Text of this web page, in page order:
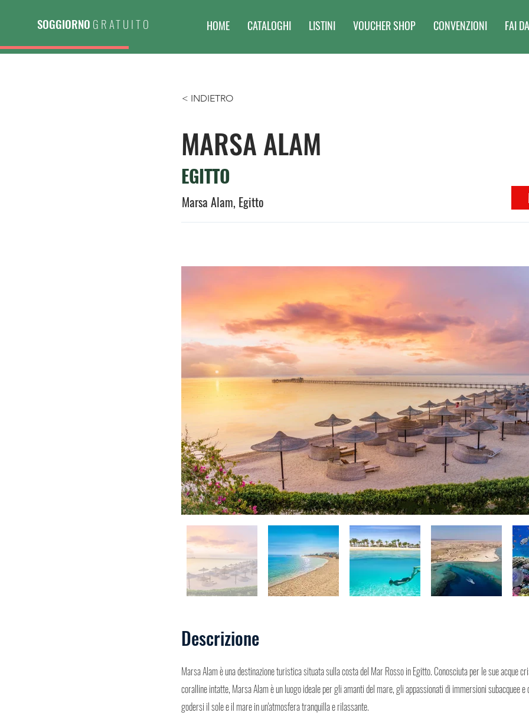
SOGGIORNO GRATUITO HOME CATALOGHI LISTINI VOUCHER SHOP CONVENZIONI FAI
< INDIETRO
MARSA ALAM
EGITTO
Marsa Alam, Egitto
Descrizione
Marsa Alam è una destinazione turistica situata sulla costa del Mar Rosso in Egitto. Conosciuta per le sue acque
coralline intatte, Marsa Alam è un luogo ideale per gli amanti del mare, gli appassionati di immersioni subacquee e
godersi il sole e il mare in un'atmosfera tranquilla e rilassante.